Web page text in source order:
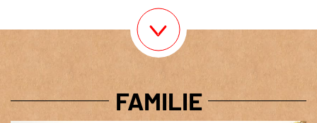
FAMILIE